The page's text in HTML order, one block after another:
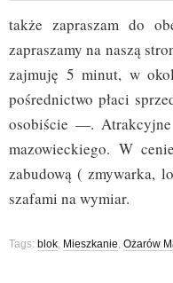
także zapraszam do
zapraszamy na naszą
zajmuję 5 minut, w
pośrednictwo płaci
osobiście —.
mazowieckiego. W
zabudową ( zmywarka,
szafami na wymiar.
Tags: blok, Mieszkanie, Ożarów